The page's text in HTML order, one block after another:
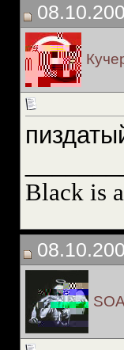
Black is